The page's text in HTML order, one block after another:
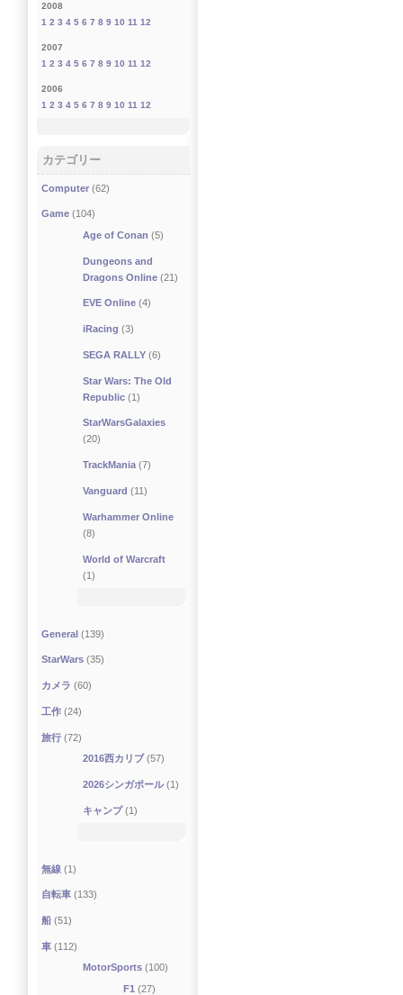
2008
1 2 3 4 5 6 7 8 9 10 11 12
2007
1 2 3 4 5 6 7 8 9 10 11 12
2006
1 2 3 4 5 6 7 8 9 10 11 12
カテゴリー
Computer (62)
Game (104)
Age of Conan (5)
Dungeons and
Dragons Online(21)
EVE Online(4)
iRacing (3)
SEGA RALLY(6)
Star Wars: The Old
Republic(1)
StarWarsGalaxies
(20)
TrackMania(7)
Vanguard (11)
Warhammer Online
(8)
World of Warcraft
(1)
General (139)
StarWars (35)
カメラ (60)
工作 (24)
旅行 (72)
2016西カリブ(57)
2026シンガポール(1)
キャンプ(1)
無線 (1)
自転車 (133)
船 (51)
車 (112)
MotorSports(100)
F1 (27)